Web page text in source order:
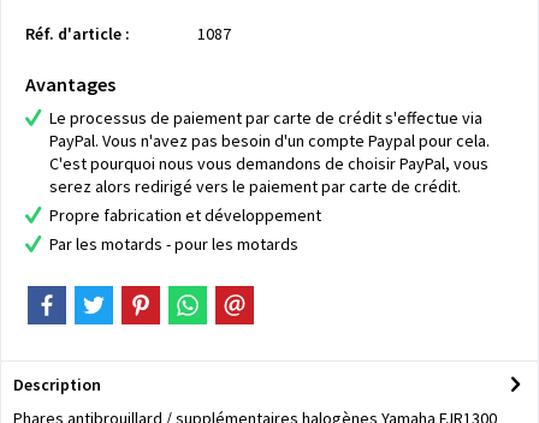
Réf. d'article : 1087
Avantages
Le processus de paiement par carte de crédit s'effectue via
PayPal. Vous n'avez pas besoin d'un compte Paypal pour cela.
C'est pourquoi nous vous demandons de choisir PayPal, vous
serez alors redirigé vers le paiement par carte de crédit.
Propre fabrication et développement
Par les motards - pour les motards
Description
Phares antibrouillard / supplémentaires halogènes Yamaha FJR1300